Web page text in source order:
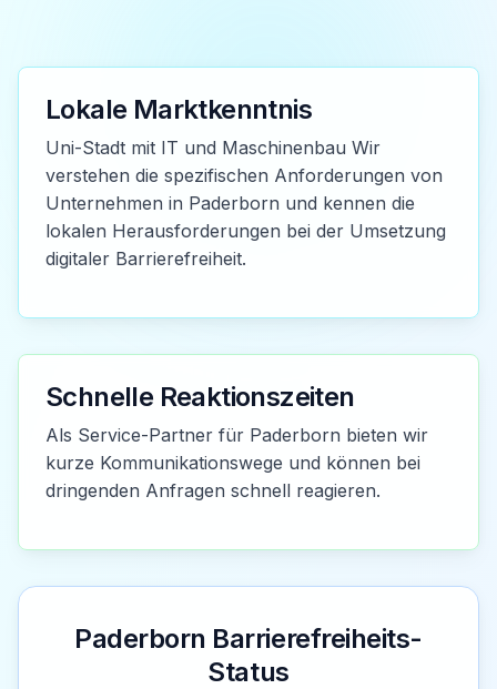
Lokale Marktkenntnis
Uni-Stadt mit IT und Maschinenbau Wir
verstehen die spezifischen Anforderungen von
Unternehmen in Paderborn und kennen die
lokalen Herausforderungen bei der Umsetzung
digitaler Barrierefreiheit.
Schnelle Reaktionszeiten
Als Service-Partner für Paderborn bieten wir
kurze Kommunikationswege und können bei
dringenden Anfragen schnell reagieren.
Paderborn Barrierefreiheits-
Status